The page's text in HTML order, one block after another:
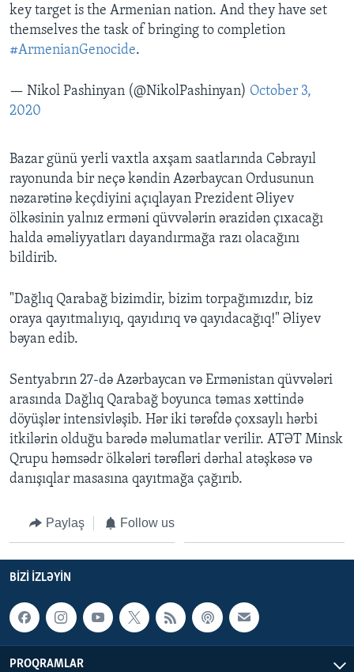
key target is the Armenian nation. And they have set
themselves the task of bringing to completion
#ArmenianGenocide.
— Nikol Pashinyan (@NikolPashinyan) October 3,
2020
Bazar günü yerli vaxtla axşam saatlarında Cəbrayıl
rayonunda bir neçə kəndin Azərbaycan Ordusunun
nəzarətinə keçdiyini açıqlayan Prezident Əliyev
ölkəsinin yalnız erməni qüvvələrin ərazidən çıxacağı
halda əməliyyatları dayandırmağa razı olacağını
bildirib.
"Dağlıq Qarabağ bizimdir, bizim torpağımızdır, biz
oraya qayıtmalıyıq, qayıdırıq və qayıdacağıq!" Əliyev
bəyan edib.
Sentyabrın 27-də Azərbaycan və Ermənistan qüvvələri
arasında Dağlıq Qarabağ boyunca təmas xəttində
döyüşlər intensivləşib. Hər iki tərəfdə çoxsaylı hərbi
itkilərin olduğu barədə məlumatlar verilir. ATƏT Minsk
Qrupu həmsədr ölkələri tərəfləri dərhal atəşkəsə və
danışıqlar masasına qayıtmağa çağırıb.
Paylaş Follow us
BIZI IZLƏYIN
PROQRAMLAR